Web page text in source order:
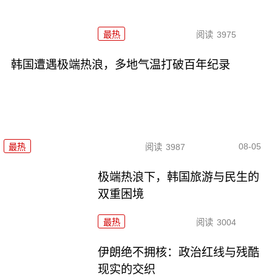
最热 阅读 3975
韩国遭遇极端热浪，多地气温打破百年纪录
最热 阅读 3987 08-05
极端热浪下，韩国旅游与民生的
双重困境
最热 阅读 3004
伊朗绝不拥核：政治红线与残酷
现实的交织